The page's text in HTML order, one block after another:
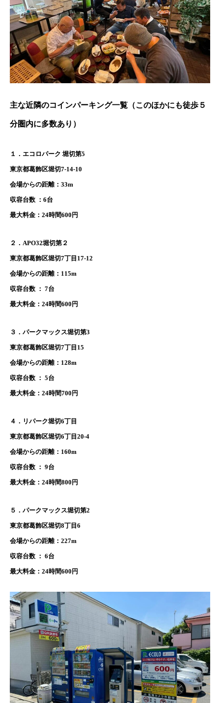
主な近隣のコインパーキング一覧（このほかにも徒歩５
分圏内に多数あり）
１．エコロパーク 堀切第5
東京都葛飾区堀切7-14-10
会場からの距離：33m
収容台数 ：6台
最大料金：24時間600円
２．APO32堀切第２
東京都葛飾区堀切7丁目17-12
会場からの距離：115m
収容台数 ： 7台
最大料金：24時間600円
３．パークマックス堀切第3
東京都葛飾区堀切7丁目15
会場からの距離：128m
収容台数 ： 5台
最大料金：24時間700円
４．リパーク堀切6丁目
東京都葛飾区堀切6丁目20-4
会場からの距離：160m
収容台数 ： 9台
最大料金：24時間800円
５．パークマックス堀切第2
東京都葛飾区堀切8丁目6
会場からの距離：227m
収容台数 ： 6台
最大料金：24時間600円